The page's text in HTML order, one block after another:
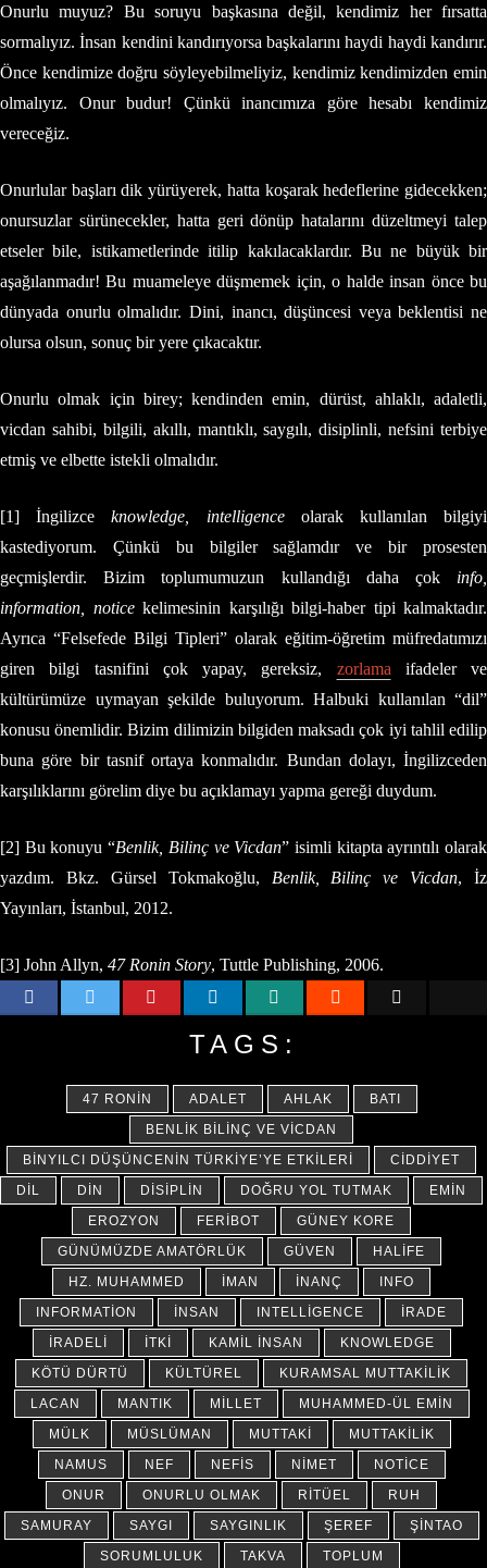
Onurlu muyuz? Bu soruyu başkasına değil, kendimiz her fırsatta
sormalıyız. İnsan kendini kandırıyorsa başkalarını haydi haydi kandırır.
Önce kendimize doğru söyleyebilmeliyiz, kendimiz kendimizden emin
olmalıyız. Onur budur! Çünkü inancımıza göre hesabı kendimiz
vereceğiz.
Onurlular başları dik yürüyerek, hatta koşarak hedeflerine gidecekken;
onursuzlar sürünecekler, hatta geri dönüp hatalarını düzeltmeyi talep
etseler bile, istikametlerinde itilip kakılacaklardır. Bu ne büyük bir
aşağılanmadır! Bu muameleye düşmemek için, o halde insan önce bu
dünyada onurlu olmalıdır. Dini, inancı, düşüncesi veya beklentisi ne
olursa olsun, sonuç bir yere çıkacaktır.
Onurlu olmak için birey; kendinden emin, dürüst, ahlaklı, adaletli,
vicdan sahibi, bilgili, akıllı, mantıklı, saygılı, disiplinli, nefsini terbiye
etmiş ve elbette istekli olmalıdır.
[1] İngilizceknowledge, intelligenceolarak kullanılan bilgiyi
kastediyorum. Çünkü bu bilgiler sağlamdır ve bir prosesten
geçmişlerdir. Bizim toplumumuzun kullandığı daha çok info,
information, noticekelimesinin karşılığı bilgi-haber tipi kalmaktadır.
Ayrıca “Felsefede Bilgi Tipleri” olarak eğitim-öğretim müfredatımızı
giren bilgi tasnifini çok yapay, gereksiz, zorlama ifadeler ve
kültürümüze uymayan şekilde buluyorum. Halbuki kullanılan “dil”
konusu önemlidir. Bizim dilimizin bilgiden maksadı çok iyi tahlil edilip
buna göre bir tasnif ortaya konmalıdır. Bundan dolayı, İngilizceden
karşılıklarını görelim diye bu açıklamayı yapma gereği duydum.
[2] Bu konuyu “Benlik, Bilinç ve Vicdan” isimli kitapta ayrıntılı olarak
yazdım. Bkz. Gürsel Tokmakoğlu, Benlik, Bilinç ve Vicdan, İz
Yayınları, İstanbul, 2012.
[3] John Allyn, 47 Ronin Story, Tuttle Publishing, 2006.
TAGS:
47 RONIN ADALET AHLAK
BATI
BENLIK BILINÇ VE VICDAN
BINYILCI DÜŞÜNCENIN TÜRKIYE’YE ETKILERI
CIDDIYET
DIL
DIN DISIPLIN DOĞRU YOL TUTMAK
EMIN
EROZYON
FERIBOT
GÜNEY KORE
GÜNÜMÜZDE AMATÖRLÜK
GÜVEN
HALIFE
HZ. MUHAMMED
İMAN İNANÇ
INFO
INFORMATION
İNSAN INTELLIGENCE
İRADE
İRADELI
İTKI KAMIL İNSAN
KNOWLEDGE
KÖTÜ DÜRTÜ
KÜLTÜREL
KURAMSAL MUTTAKILIK
LACAN
MANTIK MILLET
MUHAMMED-ÜL EMIN
MÜLK
MÜSLÜMAN MUTTAKI
MUTTAKILIK
NAMUS
NEF NEFIS NIMET
NOTICE
ONUR
ONURLU OLMAK RITÜEL
RUH
SAMURAY
SAYGI SAYGINLIK ŞEREF
ŞINTAO
SORUMLULUK
TAKVA TOPLUM